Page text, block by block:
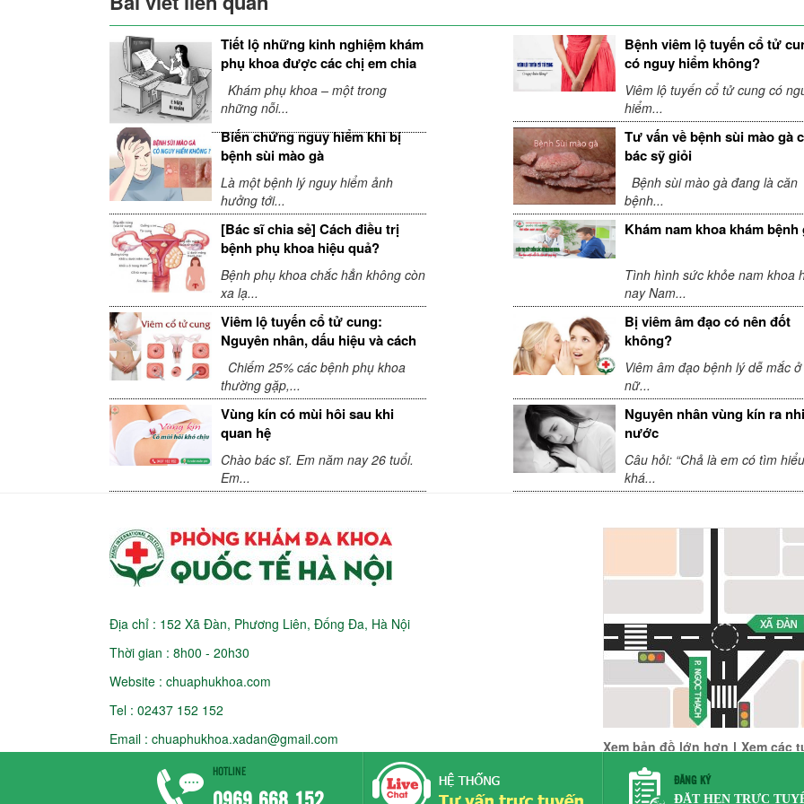
Tiết lộ những kinh nghiệm khám
phụ khoa được các chị em chia
sẻ
Khám phụ khoa – một trong
những nỗi...
Bệnh viêm lộ tuyến cổ tử
có nguy hiểm không?
Viêm lộ tuyến cổ tử cung có
hiểm...
Biến chứng nguy hiểm khi bị
bệnh sùi mào gà
Là một bệnh lý nguy hiểm ảnh
hưởng tới...
Tư vấn về bệnh sùi mào gà
bác sỹ giỏi
Bệnh sùi mào gà đang là căn
bệnh...
[Bác sĩ chia sẻ] Cách điều trị
bệnh phụ khoa hiệu quả?
Bệnh phụ khoa chắc hẳn không còn
xa lạ...
Khám nam khoa khám bệnh
Tình hình sức khỏe nam khoa
nay Nam...
Viêm lộ tuyến cổ tử cung:
Nguyên nhân, dấu hiệu và cách
điều trị
Chiếm 25% các bệnh phụ khoa
thường gặp,...
Bị viêm âm đạo có nên đốt
không?
Viêm âm đạo bệnh lý dễ mắc ở
nữ...
Vùng kín có mùi hôi sau khi
quan hệ
Chào bác sĩ. Em năm nay 26 tuổi.
Em...
Nguyên nhân vùng kín ra
nước
Câu hỏi: “Chả là em có tìm hiểu
khá...
HOTLINE
ĐĂNG KÝ
ĐẶT HẸN TRỰC
Địa chỉ : 152 Xã Đàn, Phương Liên, Đống Đa, Hà Nội
Thời gian : 8h00 - 20h30
Website : chuaphukhoa.com
Tel : 02437 152 152
Email : chuaphukhoa.xadan@gmail.com
©2017 AFC group - Creative Viet Co.,LTD. All rights reserved
Xem bản đồ lớn hơn | Xem các